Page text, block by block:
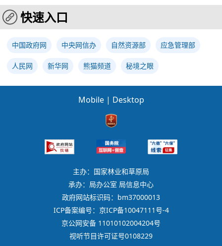
快速入口
中国政府网 中央网信办 自然资源部 应急管理部
人民网 新华网 熊猫频道 秘境之眼
Mobile | Desktop
主办：国家林业和草原局
承办：局办公室 局信息中心
政府网站标识码：bm37000013
ICP备案编号：京ICP备10047111号-4
京公网安备 11010102004204号
视听节目许可证号0108229